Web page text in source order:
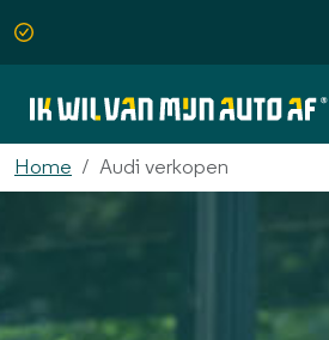
Home Audi verkopen